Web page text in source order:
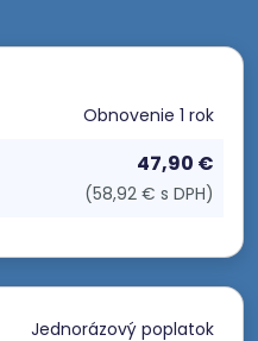
Obnovenie 1 rok
47,90 €
(58,92 € s DPH)
Jednorázový poplatok